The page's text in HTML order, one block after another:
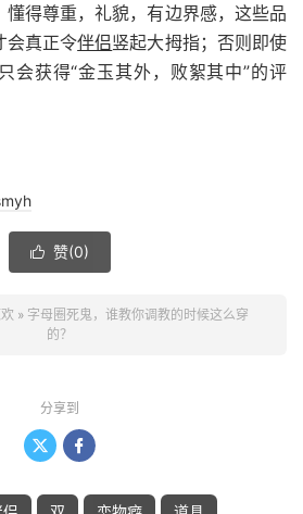
懂得尊重，礼貌，有边界感，这些品
会真正令伴侣竖起大拇指；否则即使
会获得“金玉其外，败絮其中”的评
 赞(0)
» 字母圈死鬼，谁教你调教的时候这么穿
的？
分享到
 